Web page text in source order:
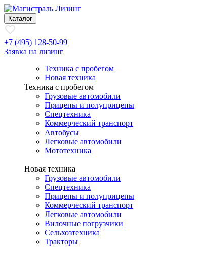
Каталог
+7 (495) 128-50-99
Заявка на лизинг
Техника с пробегом
Новая техника
Техника с пробегом
Грузовые автомобили
Прицепы и полуприцепы
Спецтехника
Коммерческий транспорт
Автобусы
Легковые автомобили
Мототехника
Новая техника
Грузовые автомобили
Спецтехника
Прицепы и полуприцепы
Коммерческий транспорт
Легковые автомобили
Вилочные погрузчики
Сельхозтехника
Тракторы